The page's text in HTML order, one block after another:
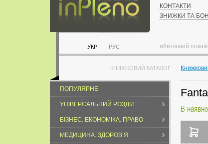
УКР РУС
КОНТАКТИ
ЗНИЖКИ ТА
абетковий
КНИЖКОВИЙ КАТАЛОГ
ПОПУЛЯРНЕ
УНІВЕРСАЛЬНИЙ РОЗДІЛ
БІЗНЕС. ЕКОНОМІКА. ПРАВО
МЕДИЦИНА. ЗДОРОВ’Я
В